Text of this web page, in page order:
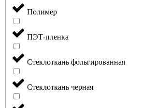
Полимер
ПЭТ-пленка
Стеклоткань фольгированная
Стеклоткань черная